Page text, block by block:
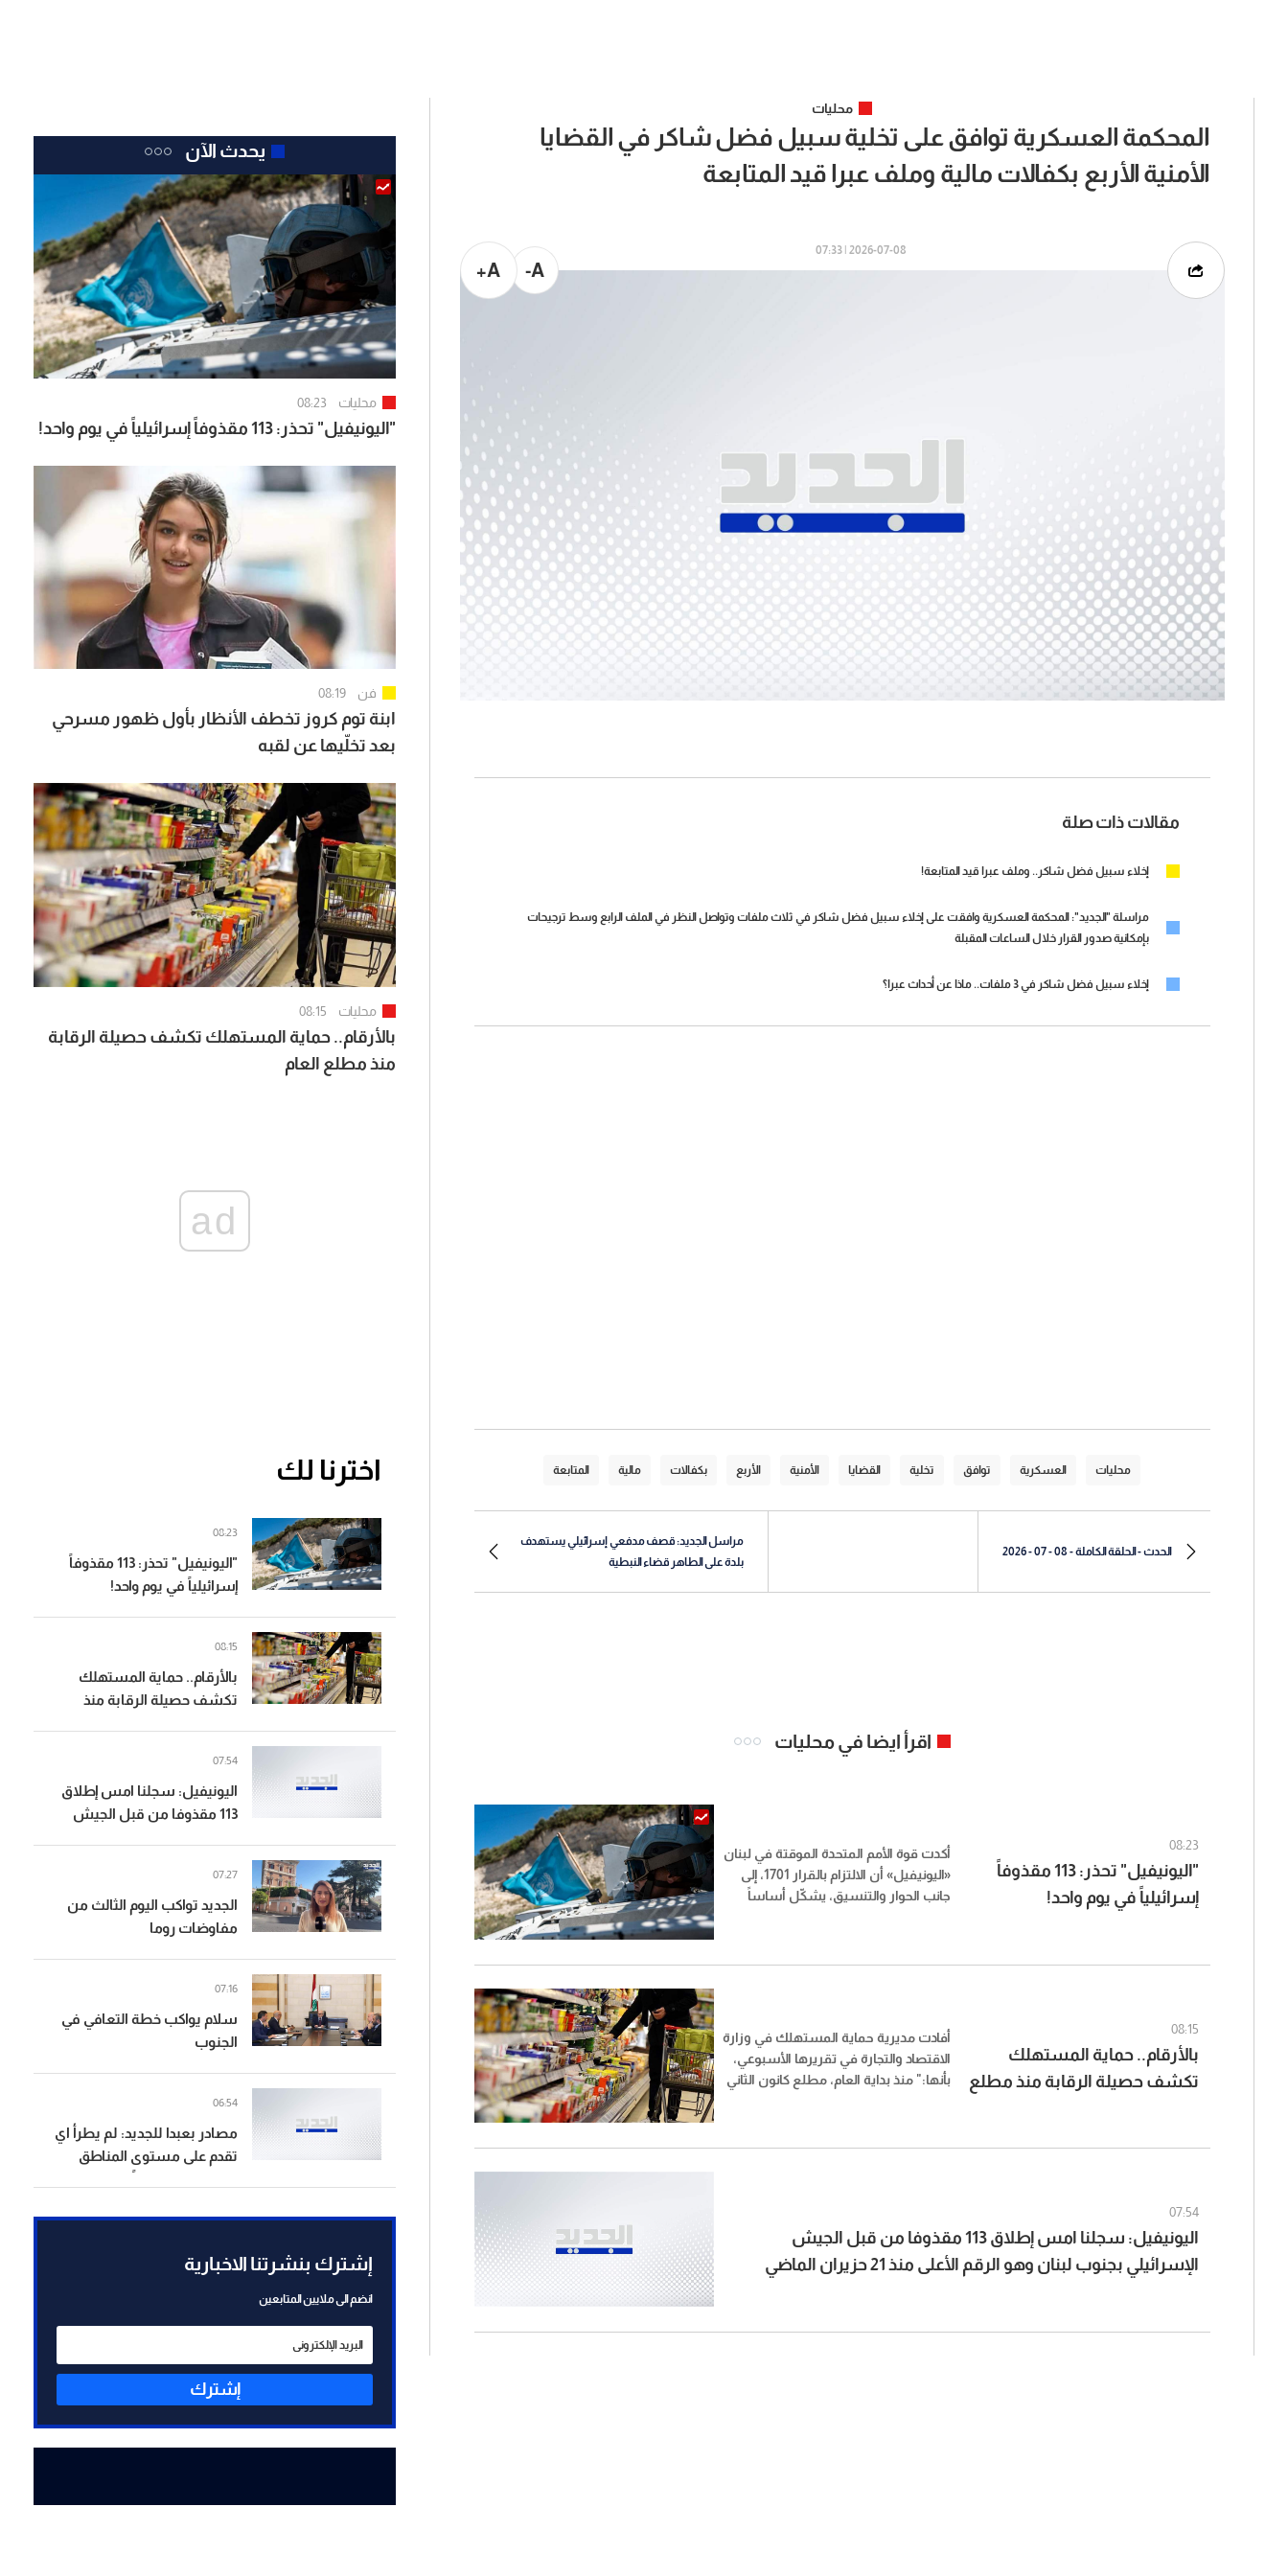
محليات
المحكمة العسكرية توافق على تخلية سبيل فضل شاكر في القضايا
الأمنية الأربع بكفالات مالية وملف عبرا قيد المتابعة
2026-07-08 | 07:33
A-
A+
مقالات ذات صلة
إخلاء سبيل فضل شاكر.. وملف عبرا قيد المتابعة!
مراسلة "الجديد": المحكمة العسكرية وافقت على إخلاء سبيل فضل شاكر في ثلاث ملفات وتواصل النظر في الملف الرابع وسط ترجيحات
بإمكانية صدور القرار خلال الساعات المقبلة
إخلاء سبيل فضل شاكر في 3 ملفات.. ماذا عن أحداث عبرا؟
محليات العسكرية توافق تخلية القضايا الأمنية الأربع بكفالات مالية المتابعة
الحدث - الحلقة الكاملة - 08 - 07 - 2026
مراسل الجديد: قصف مدفعي إسرائيلي يستهدف
بلدة على الطاهر قضاء النبطية
اقرأ ايضا في محليات
08:23
"اليونيفيل" تحذر: 113 مقذوفاً
إسرائيلياً في يوم واحد!
أكدت قوة الأمم المتحدة الموقتة في لبنان
«اليونيفيل» أن الالتزام بالقرار 1701، إلى
جانب الحوار والتنسيق، يشكّل أساساً
08:15
بالأرقام.. حماية المستهلك
تكشف حصيلة الرقابة منذ مطلع
أفادت مديرية حماية المستهلك في وزارة
الاقتصاد والتجارة في تقريرها الأسبوعي،
بأنها:" منذ بداية العام، مطلع كانون الثاني
ضبط".
المواطنين والمستهلكين التقدم بالشكاوى
07:54
اليونيفيل: سجلنا امس إطلاق 113 مقذوفا من قبل الجيش
الإسرائيلي بجنوب لبنان وهو الرقم الأعلى منذ 21 حزيران الماضي
يحدث الآن
محليات 08:23
"اليونيفيل" تحذر: 113 مقذوفاً إسرائيلياً في يوم واحد!
فن 08:19
ابنة توم كروز تخطف الأنظار بأول ظهور مسرحي
بعد تخلّيها عن لقبه
محليات 08:15
بالأرقام.. حماية المستهلك تكشف حصيلة الرقابة
منذ مطلع العام
ad
اخترنا لك
"اليونيفيل" تحذر: 113 مقذوفاً
إسرائيلياً في يوم واحد!
08:23
بالأرقام.. حماية المستهلك
تكشف حصيلة الرقابة منذ
08:15
اليونيفيل: سجلنا امس إطلاق
113 مقذوفا من قبل الجيش
الماضي
07:54
الجديد تواكب اليوم الثالث من
مفاوضات روما
07:27
سلام يواكب خطة التعافي في
الجنوب
07:16
مصادر بعبدا للجديد: لم يطرأ اي
تقدم على مستوى المناطق
والوفد اللبناني لديه العديد من
بينها بلدة زوطر الشرقية
06:54
إشترك بنشرتنا الاخبارية
انضم الى ملايين المتابعين
إشترك